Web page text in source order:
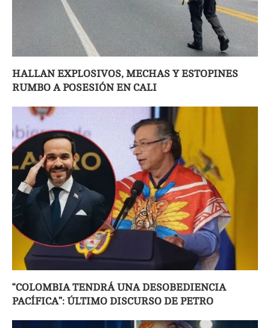
HALLAN EXPLOSIVOS, MECHAS Y ESTOPINES
RUMBO A POSESIÓN EN CALI
“COLOMBIA TENDRÁ UNA DESOBEDIENCIA
PACÍFICA”: ÚLTIMO DISCURSO DE PETRO